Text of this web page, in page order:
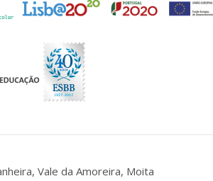
Vale da Amoreira, Moita